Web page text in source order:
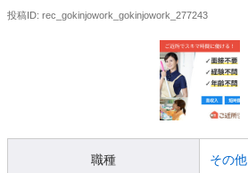
投稿ID: rec_gokinjowork_gokinjowork_277243
職種 その他